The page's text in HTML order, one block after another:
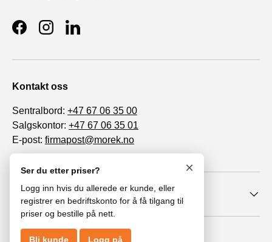
FacebookInstagramLinkedIn
Kontakt oss
Sentralbord: +47 67 06 35 00
Salgskontor: +47 67 06 35 01
E-post: firmapost@morek.no
Informasjon
×
Ser du etter priser?
Logg inn hvis du allerede er kunde, eller
registrer en bedriftskonto for å få tilgang til
priser og bestille på nett.
Bli kunde Logg på